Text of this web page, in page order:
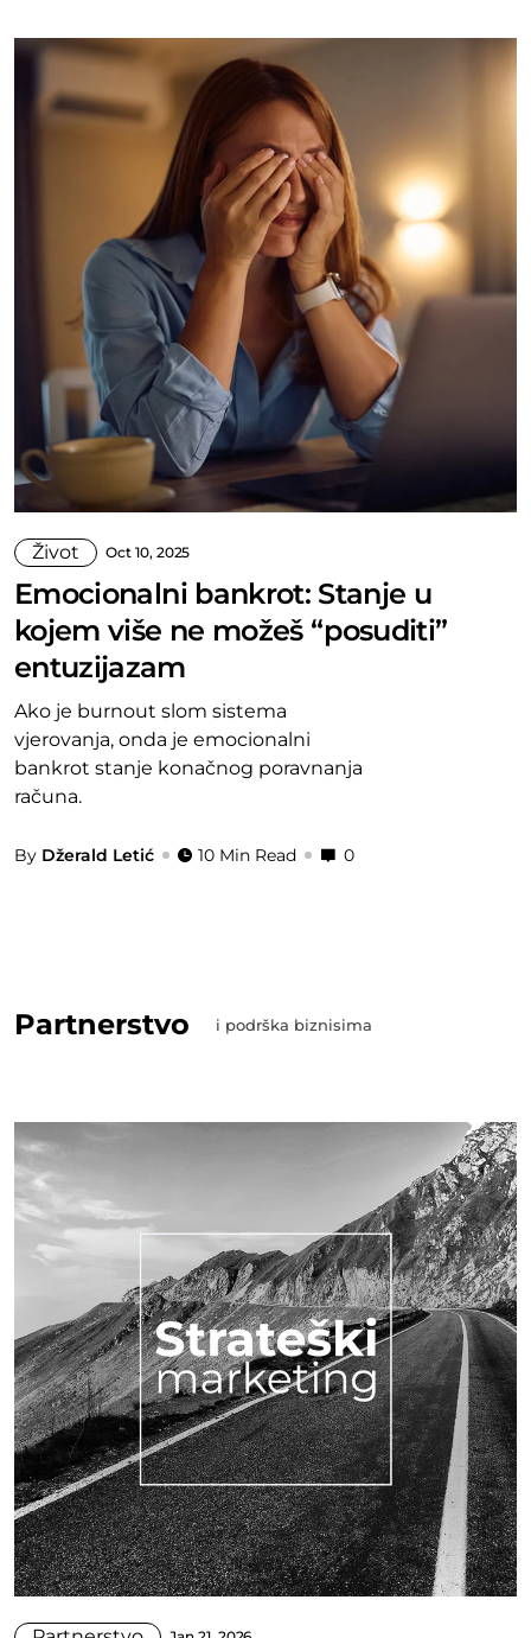
Život Oct 10, 2025
Emocionalni bankrot: Stanje u
kojem više ne možeš “posuditi”
entuzijazam
Ako je burnout slom sistema
vjerovanja, onda je emocionalni
bankrot stanje konačnog poravnanja
računa.
By Džerald Letić 10 Min Read 0
Partnerstvo i podrška biznisima